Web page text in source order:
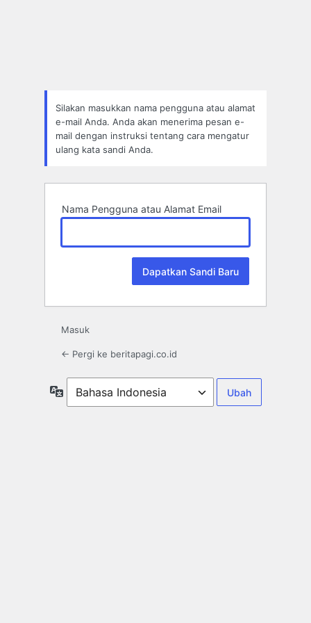
Silakan masukkan nama pengguna atau alamat
e-mail Anda. Anda akan menerima pesan e-
mail dengan instruksi tentang cara mengatur
ulang kata sandi Anda.
Nama Pengguna atau Alamat Email
Masuk
← Pergi ke beritapagi.co.id
Bahasa